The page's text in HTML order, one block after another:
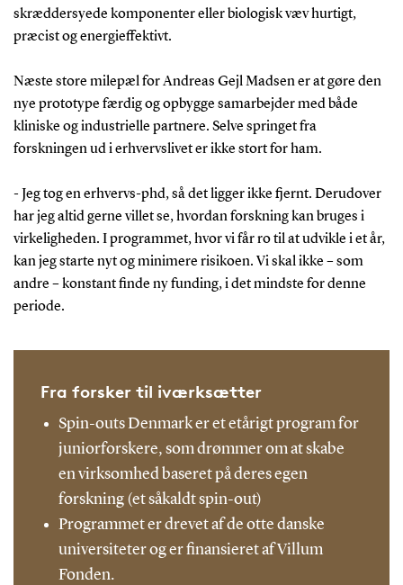
skræddersyede komponenter eller biologisk væv hurtigt,
præcist og energieffektivt.
Næste store milepæl for Andreas Gejl Madsen er at gøre den
nye prototype færdig og opbygge samarbejder med både
kliniske og industrielle partnere. Selve springet fra
forskningen ud i erhvervslivet er ikke stort for ham.
- Jeg tog en erhvervs-phd, så det ligger ikke fjernt. Derudover
har jeg altid gerne villet se, hvordan forskning kan bruges i
virkeligheden. I programmet, hvor vi får ro til at udvikle i et år,
kan jeg starte nyt og minimere risikoen. Vi skal ikke – som
andre – konstant finde ny funding, i det mindste for denne
periode.
Fra forsker til iværksætter
Spin-outs Denmark er et etårigt program for
juniorforskere, som drømmer om at skabe
en virksomhed baseret på deres egen
forskning (et såkaldt spin-out)
Programmet er drevet af de otte danske
universiteter og er finansieret af Villum
Fonden.